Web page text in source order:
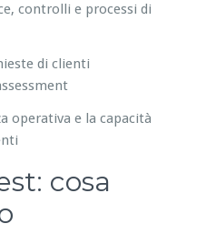
controlli e processi di
di clienti
operativa e la capacità
cosa